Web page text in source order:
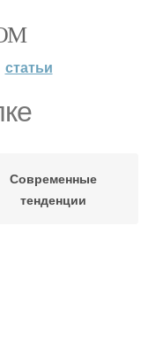
статьи
Современные
тенденции